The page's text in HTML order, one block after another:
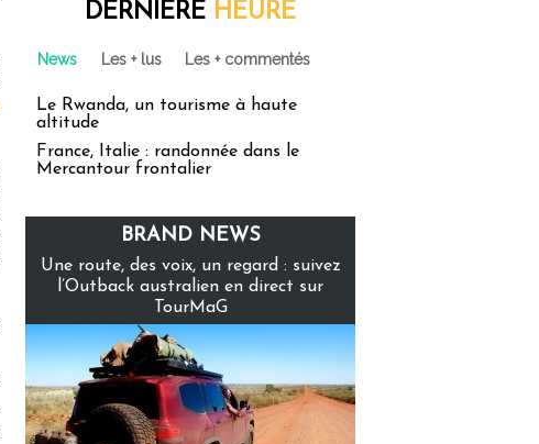
DERNIÈRE HEURE
News Les + lus Les + commentés
Le Rwanda, un tourisme à haute
altitude
France, Italie : randonnée dans le
Mercantour frontalier
BRAND NEWS
Une route, des voix, un regard : suivez
l’Outback australien en direct sur
TourMaG